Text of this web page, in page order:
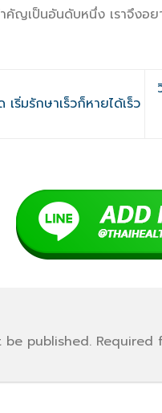
ำคัญเป็นอันดับหนึ่ง เราจึง
ริ่มรักษาเร็วก็หายได้เร็ว
be published. Required